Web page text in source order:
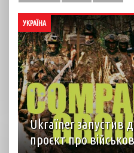
УКРАЇНА
Ukraїner запустив
проєкт про